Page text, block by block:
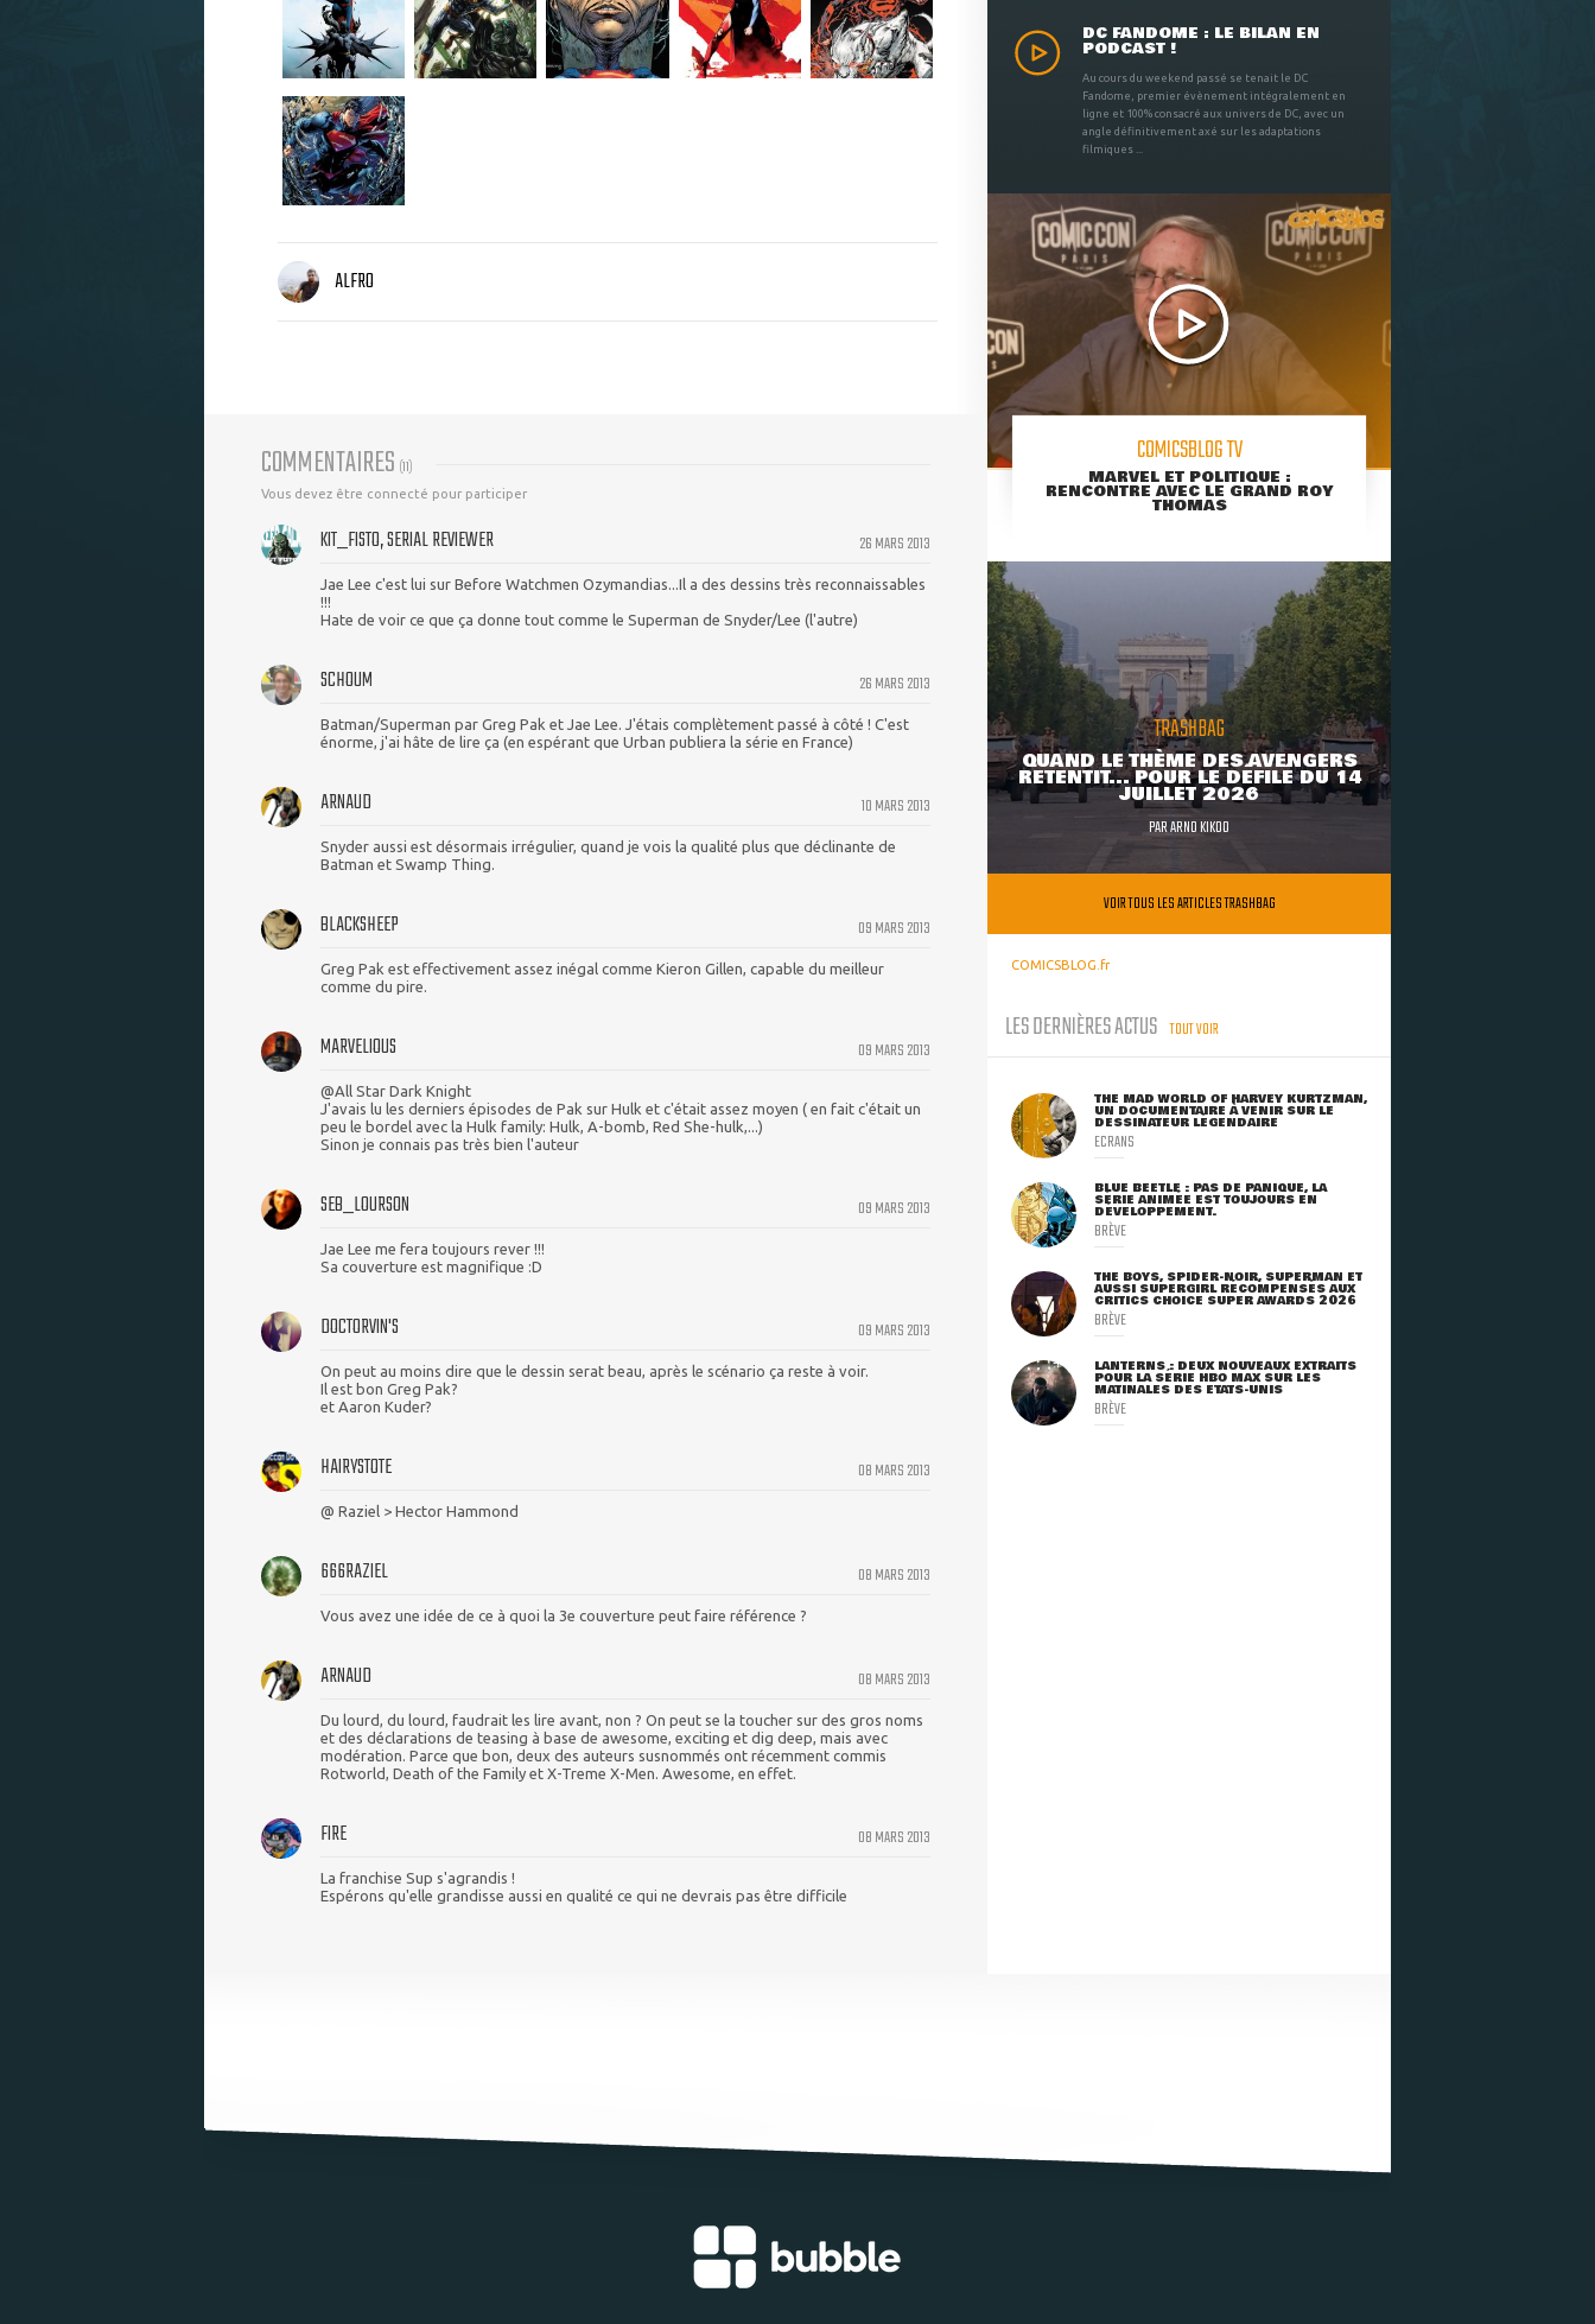
ALFRO
COMMENTAIRES (11)
Vous devez être connecté pour participer
26 MARS 2013
KIT_FISTO, SERIAL REVIEWER
Jae Lee c'est lui sur Before Watchmen Ozymandias...Il a des dessins très reconnaissables
!!!
Hate de voir ce que ça donne tout comme le Superman de Snyder/Lee (l'autre)
26 MARS 2013
SCHOUM
Batman/Superman par Greg Pak et Jae Lee. J'étais complètement passé à côté ! C'est
énorme, j'ai hâte de lire ça (en espérant que Urban publiera la série en France)
10 MARS 2013
ARNAUD
Snyder aussi est désormais irrégulier, quand je vois la qualité plus que déclinante de
Batman et Swamp Thing.
09 MARS 2013
BLACKSHEEP
Greg Pak est effectivement assez inégal comme Kieron Gillen, capable du meilleur
comme du pire.
09 MARS 2013
MARVELIOUS
@All Star Dark Knight
J'avais lu les derniers épisodes de Pak sur Hulk et c'était assez moyen ( en fait c'était un
peu le bordel avec la Hulk family: Hulk, A-bomb, Red She-hulk,...)
Sinon je connais pas très bien l'auteur
09 MARS 2013
SEB_LOURSON
Jae Lee me fera toujours rever !!!
Sa couverture est magnifique :D
09 MARS 2013
DOCTORVIN'S
On peut au moins dire que le dessin serat beau, après le scénario ça reste à voir.
Il est bon Greg Pak?
et Aaron Kuder?
08 MARS 2013
HAIRYSTOTE
@ Raziel > Hector Hammond
08 MARS 2013
666RAZIEL
Vous avez une idée de ce à quoi la 3e couverture peut faire référence ?
08 MARS 2013
ARNAUD
Du lourd, du lourd, faudrait les lire avant, non ? On peut se la toucher sur des gros noms
et des déclarations de teasing à base de awesome, exciting et dig deep, mais avec
modération. Parce que bon, deux des auteurs susnommés ont récemment commis
Rotworld, Death of the Family et X-Treme X-Men. Awesome, en effet.
08 MARS 2013
FIRE
La franchise Sup s'agrandis !
Espérons qu'elle grandisse aussi en qualité ce qui ne devrais pas être difficile
DC FANDOME : LE BILAN EN
PODCAST !
Au cours du weekend passé se tenait le DC
Fandome, premier évènement intégralement en
ligne et 100% consacré aux univers de DC, avec un
angle définitivement axé sur les adaptations
filmiques ...
COMICSBLOG TV
MARVEL ET POLITIQUE :
RENCONTRE AVEC LE GRAND ROY
THOMAS
TRASHBAG
QUAND LE THÈME DES AVENGERS
RETENTIT... POUR LE DÉFILÉ DU 14
JUILLET 2026
PARARNO KIKOO
VOIR TOUS LES ARTICLES TRASHBAG
COMICSBLOG.fr
LES DERNIÈRES ACTUS TOUT VOIR
THE MAD WORLD OF HARVEY KURTZMAN,
UN DOCUMENTAIRE À VENIR SUR LE
DESSINATEUR LÉGENDAIRE
ECRANS
BLUE BEETLE : PAS DE PANIQUE, LA
SÉRIE ANIMÉE EST TOUJOURS EN
DÉVELOPPEMENT.
BRÈVE
THE BOYS, SPIDER-NOIR, SUPERMAN ET
AUSSI SUPERGIRL RÉCOMPENSÉS AUX
CRITICS CHOICE SUPER AWARDS 2026
BRÈVE
LANTERNS : DEUX NOUVEAUX EXTRAITS
POUR LA SÉRIE HBO MAX SUR LES
MATINALES DES ETATS-UNIS
BRÈVE